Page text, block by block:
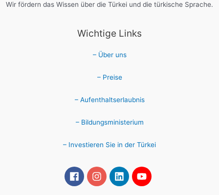
Wir fördern das Wissen über die Türkei und die türkische Sprache.
Wichtige Links
– Über uns
– Preise
– Aufenthaltserlaubnis
– Bildungsministerium
– Investieren Sie in der Türkei